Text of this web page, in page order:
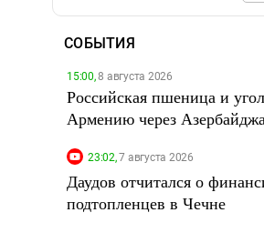
СОБЫТИЯ
15:00,8 августа 2026
Российская пшеница и
Армению через
23:02,7 августа 2026
Даудов отчитался о
подтопленцев в Чечне